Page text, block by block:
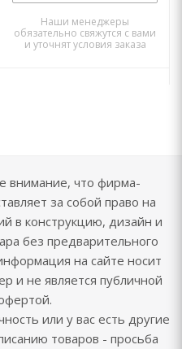
Наши менеджеры
обязательно свяжутся с вами
и уточнят условия заказа
внимание, что фирма-
за собой право на
в конструкцию, дизайн и
без предварительного
на сайте носит
и не является публичной
или у вас есть другие
товаров - просьба